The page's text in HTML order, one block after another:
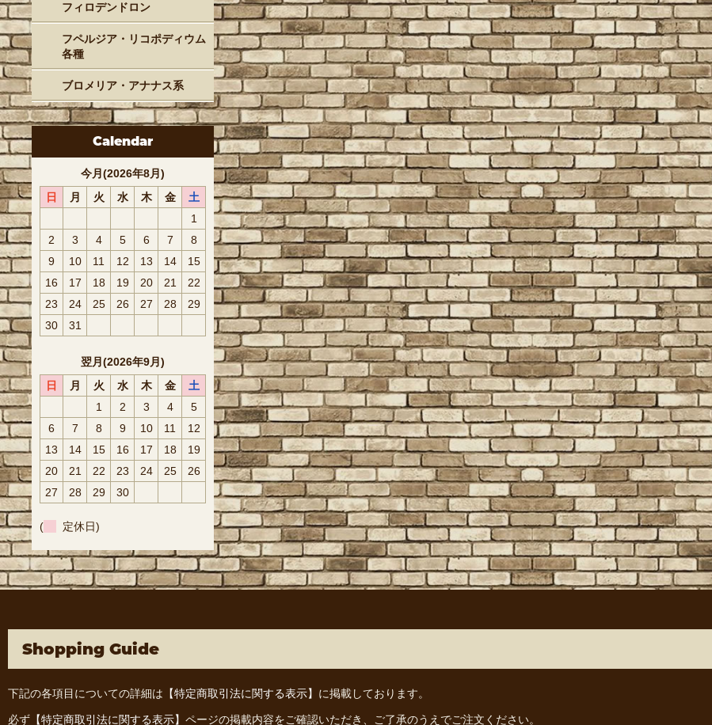
フィロデンドロン
フペルジア・リコポディウム
各種
ブロメリア・アナナス系
Calendar
今月(2026年8月)
日
月 火 水 木 金
土
1
2
3 4 5 6 7
8
9
10 11 12 13 14
15
16
17 18 19 20 21
22
23
24 25 26 27 28
29
30
31
翌月(2026年9月)
日
月 火 水 木 金
土
1
2 3 4
5
6
7 8 9 10 11
12
13
14 15 16 17 18
19
20
21 22 23 24 25
26
27
28 29 30
( 定休日)
Shopping Guide
下記の各項目についての詳細は 【特定商取引法に関する表示】 に掲載しております。
必ず 【特定商取引法に関する表示】 ページの掲載内容をご確認いただき、ご了承のうえでご注文ください。